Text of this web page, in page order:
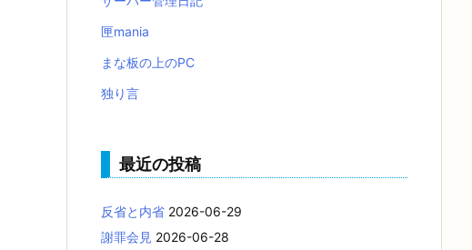
匣mania
まな板の上のPC
独り言
最近の投稿
反省と内省 2026-06-29
謝罪会見 2026-06-28